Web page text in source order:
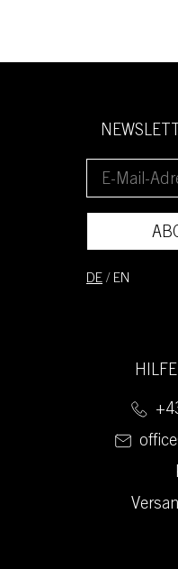
DE / EN